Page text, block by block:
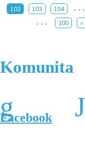
102
103 104 ...
... 200 »
Komunita
Facebook